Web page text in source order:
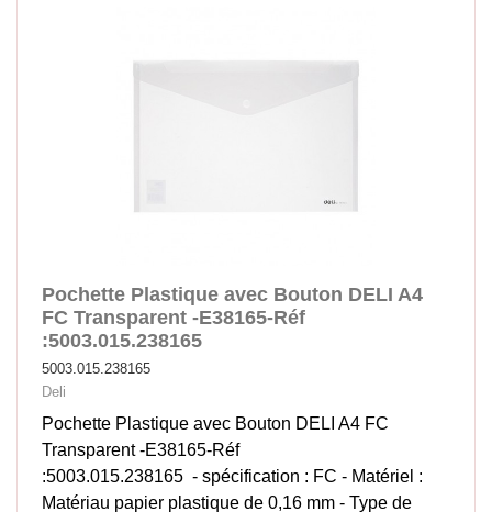
Pochette Plastique avec Bouton DELI A4
FC Transparent -E38165-Réf
:5003.015.238165
5003.015.238165
Deli
Pochette Plastique avec Bouton DELI A4 FC
Transparent -E38165-Réf
:5003.015.238165 - spécification : FC - Matériel :
Matériau papier plastique de 0,16 mm - Type de